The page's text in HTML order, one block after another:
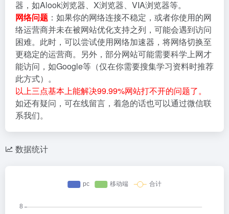
器，如Alook浏览器、X浏览器、VIA浏览器等。
网络问题 ：如果你的网络连接不稳定，或者你使用的网
络运营商并未在被网站优化支持之列，可能会遇到访问
困难。此时，可以尝试使用网络加速器，将网络切换至
更稳定的运营商。另外，部分网站可能需要科学上网才
能访问，如Google等（仅在你需要搜集学习资料时推荐
此方式）。
以上三点基本上能解决99.99%网站打不开的问题了。
如还有疑问，可在线留言，着急的话也可以通过微信联
系我们。
数据统计